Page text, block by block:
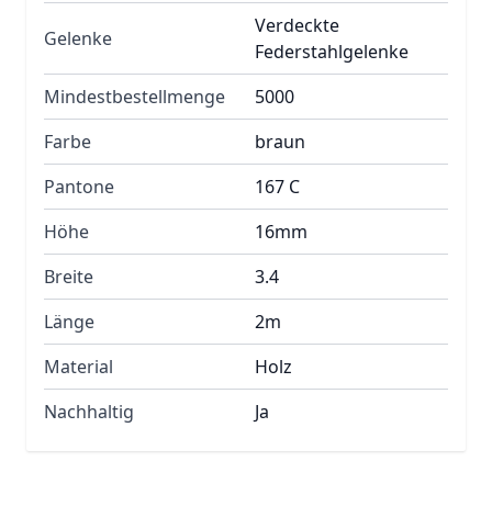
Gelenke
Verdeckte
Federstahlgelenke
Mindestbestellmenge
5000
Farbe
braun
Pantone
167 C
Höhe
16mm
Breite
3.4
Länge
2m
Material
Holz
Nachhaltig
Ja